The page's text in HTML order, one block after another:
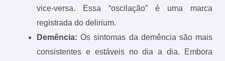
vice-versa. Essa “oscilação” é uma marca
registrada do delirium.
Demência: Os sintomas da demência são mais
consistentes e estáveis no dia a dia. Embora